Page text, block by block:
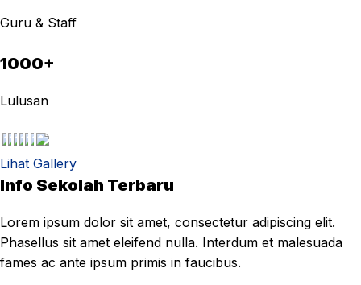
Guru & Staff
1000+
Lulusan
Lihat Gallery
Info Sekolah Terbaru
Lorem ipsum dolor sit amet, consectetur adipiscing elit.
Phasellus sit amet eleifend nulla. Interdum et malesuada
fames ac ante ipsum primis in faucibus.